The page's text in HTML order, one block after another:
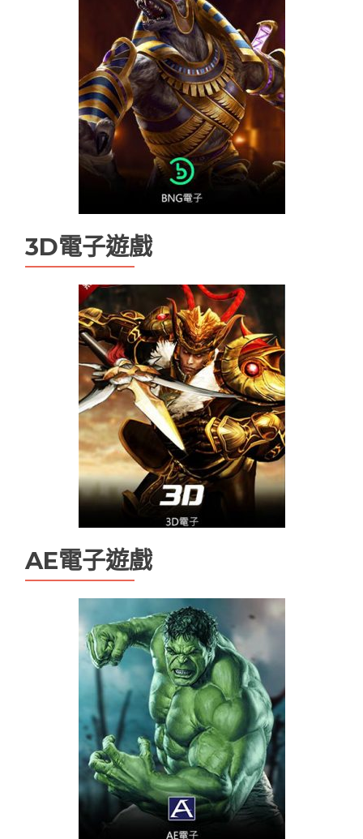
九州娛樂leo
九州娛樂城 九州現金版 優塔娛樂城
優塔娛樂城無法登入 天下現金網 娛樂城
娛樂城app 娛樂城優惠 娛樂城排行
娛樂城詐騙
百家樂技巧
百家樂路單 百家樂遊戲
電子老虎機遊戲推薦 魔龍傳奇打法
3D電子遊戲
AE電子遊戲